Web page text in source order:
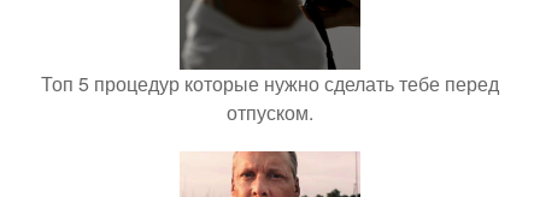
Топ 5 процедур которые нужно сделать тебе перед
отпуском.